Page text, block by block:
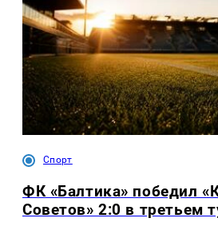
Спорт
ФК «Балтика» победил
Советов» 2:0 в третьем